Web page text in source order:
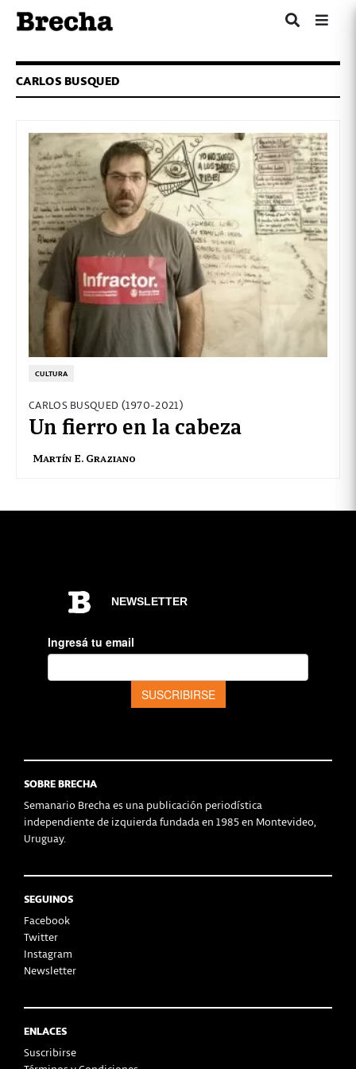
CARLOS BUSQUED
CULTURA
CARLOS BUSQUED (1970-2021)
Un fierro en la cabeza
Martín E. Graziano
SOBRE BRECHA
Semanario Brecha es una publicación periodística
independiente de izquierda fundada en 1985 en Montevideo,
Uruguay.
SEGUINOS
Facebook
Twitter
Instagram
Newsletter
ENLACES
Suscribirse